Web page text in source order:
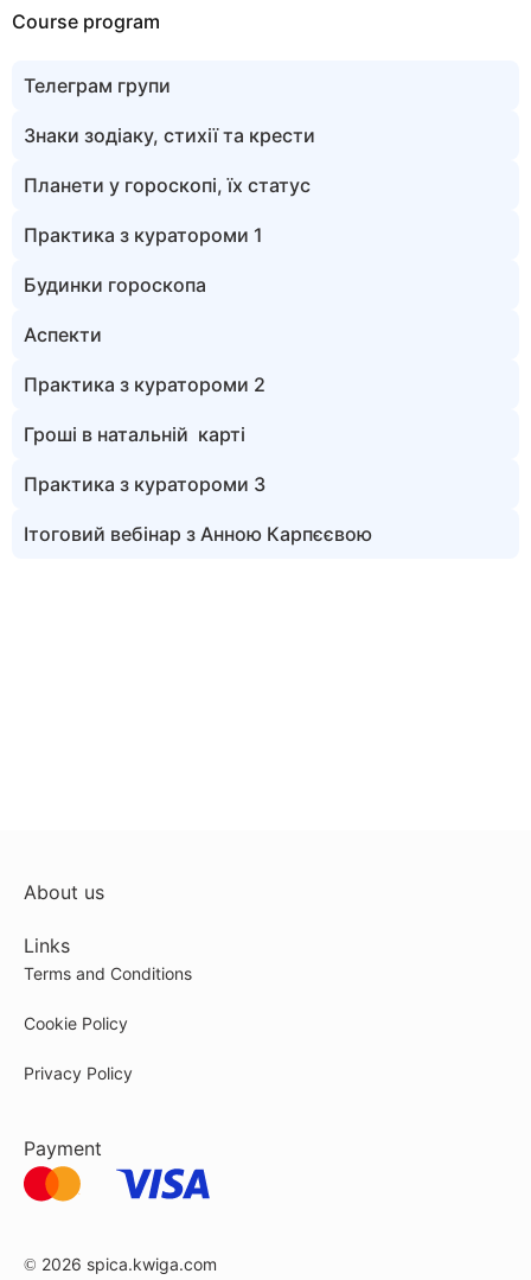
Course program
Телеграм групи
Знаки зодіаку, стихії та крести
Планети у гороскопi, їх статус
Практика з куратороми 1
Будинки гороскопа
Аспекти
Практика з куратороми 2
Грошi в натальнiй картi
Практика з куратороми 3
Ітоговий вебінар з Анною Карпєєвою
About us
Links
Terms and Conditions
Cookie Policy
Privacy Policy
Payment
© 2026 spica.kwiga.com